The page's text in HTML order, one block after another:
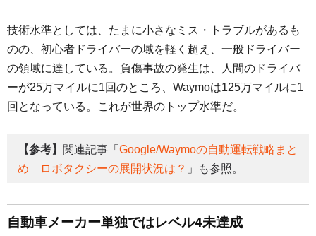
技術水準としては、たまに小さなミス・トラブルがあるも
のの、初心者ドライバーの域を軽く超え、一般ドライバー
の領域に達している。負傷事故の発生は、人間のドライバ
ーが25万マイルに1回のところ、Waymoは125万マイルに1
回となっている。これが世界のトップ水準だ。
【参考】 関連記事「 Google/Waymoの自動運転戦略まと
め ロボタクシーの展開状況は？ 」も参照。
自動車メーカー単独ではレベル4未達成